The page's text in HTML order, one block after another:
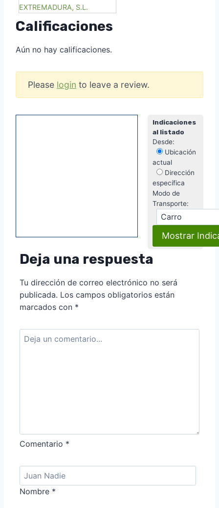
Calificaciones
Aún no hay calificaciones.
Please login to leave a review.
Indicaciones
al listado
Desde:
Ubicación
actual
Dirección
específica
Modo de
Transporte:
Deja una respuesta
Tu dirección de correo electrónico no será
publicada. Los campos obligatorios están
marcados con *
Comentario *
Nombre *